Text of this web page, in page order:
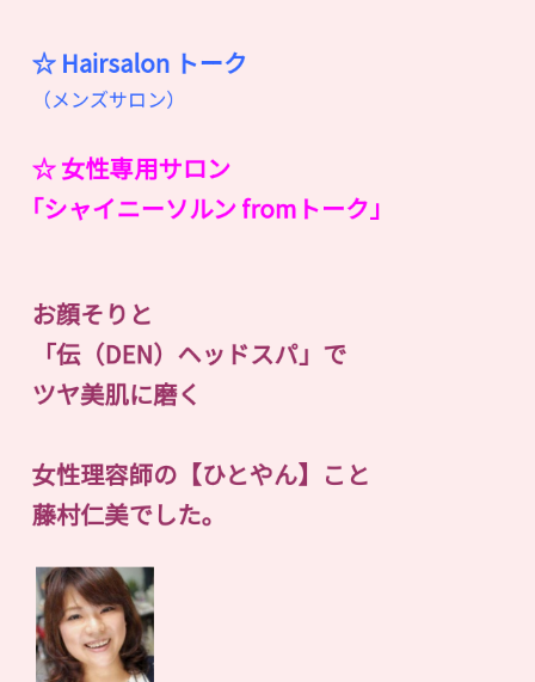
☆ Hairsalon トーク
（メンズサロン）
☆ 女性専用サロン
｢シャイニーソルン fromトーク｣
お顔そりと
「伝（DEN）ヘッドスパ」で
ツヤ美肌に磨く
女性理容師の【ひとやん】こと
藤村仁美でした。